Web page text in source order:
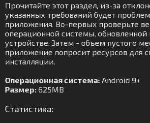
Прочитайте этот раздел, из-за
указанных требований будет
приложения. Во-первых проверьте
операционной системы, обновленной
устройстве. Затем - объем пустого
приложение попросит ресурсов для
инсталляции.
Операционная система: Android 9+
Размер: 625MB
Статистика: